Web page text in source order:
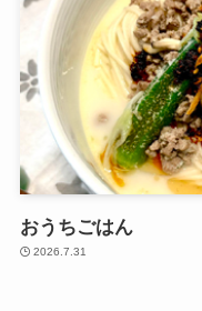
おうちごはん
2026.7.31